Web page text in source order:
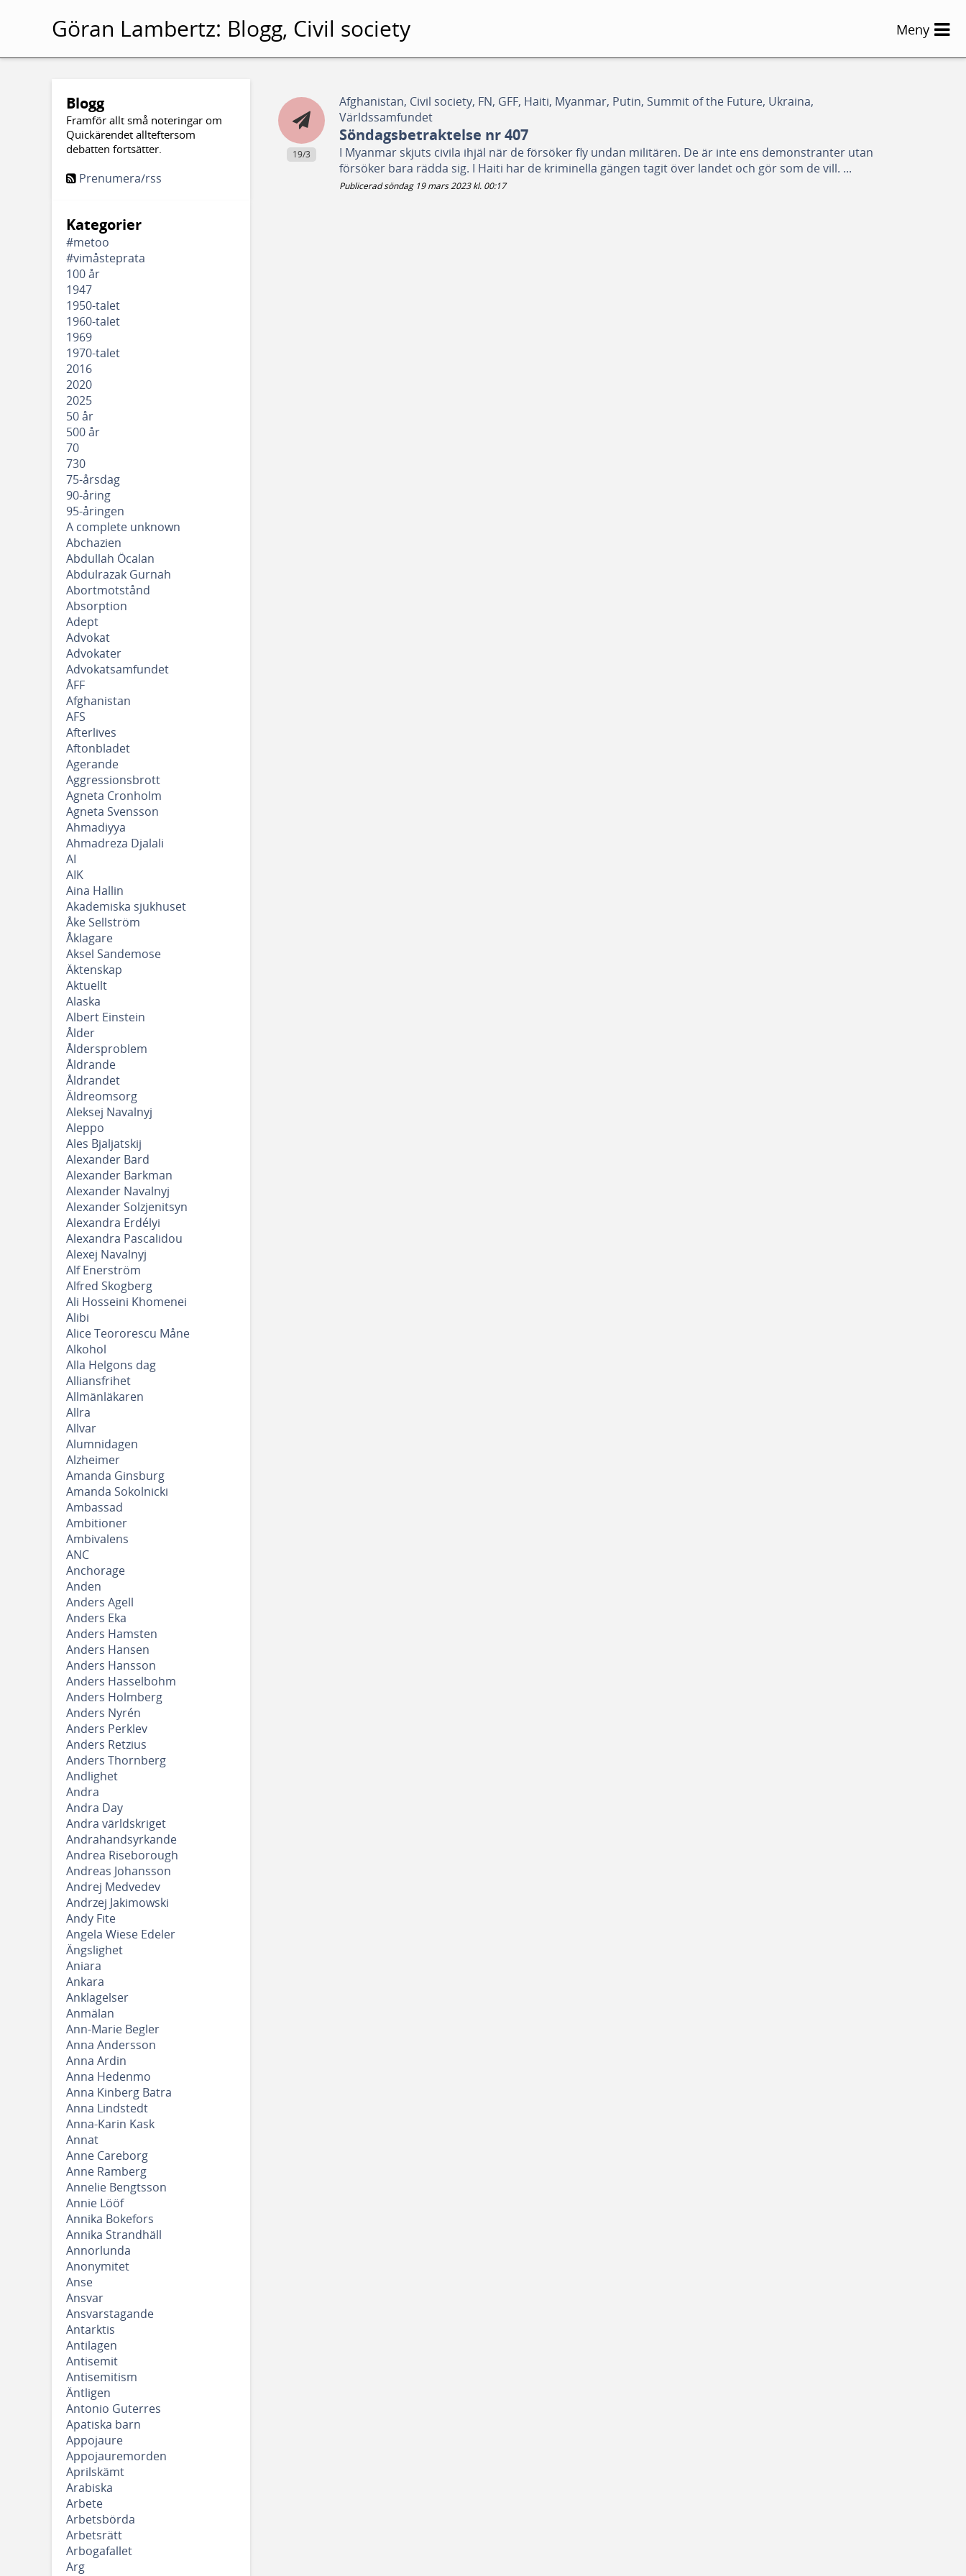
Blogg
Framför allt små noteringar om
Quickärendet allteftersom
debatten fortsätter.
Prenumera/rss
Kategorier
#metoo
#vimåsteprata
100 år
1947
1950-talet
1960-talet
1969
1970-talet
2016
2020
2025
50 år
500 år
70
730
75-årsdag
90-åring
95-åringen
A complete unknown
Abchazien
Abdullah Öcalan
Abdulrazak Gurnah
Abortmotstånd
Absorption
Adept
Advokat
Advokater
Advokatsamfundet
ÅFF
Afghanistan
AFS
Afterlives
Aftonbladet
Agerande
Aggressionsbrott
Agneta Cronholm
Agneta Svensson
Ahmadiyya
Ahmadreza Djalali
AI
AIK
Aina Hallin
Akademiska sjukhuset
Åke Sellström
Åklagare
Aksel Sandemose
Äktenskap
Aktuellt
Alaska
Albert Einstein
Ålder
Åldersproblem
Åldrande
Åldrandet
Äldreomsorg
Aleksej Navalnyj
Aleppo
Ales Bjaljatskij
Alexander Bard
Alexander Barkman
Alexander Navalnyj
Alexander Solzjenitsyn
Alexandra Erdélyi
Alexandra Pascalidou
Alexej Navalnyj
Alf Enerström
Alfred Skogberg
Ali Hosseini Khomenei
Alibi
Alice Teororescu Måne
Alkohol
Alla Helgons dag
Alliansfrihet
Allmänläkaren
Allra
Allvar
Alumnidagen
Alzheimer
Amanda Ginsburg
Amanda Sokolnicki
Ambassad
Ambitioner
Ambivalens
ANC
Anchorage
Anden
Anders Agell
Anders Eka
Anders Hamsten
Anders Hansen
Anders Hansson
Anders Hasselbohm
Anders Holmberg
Anders Nyrén
Anders Perklev
Anders Retzius
Anders Thornberg
Andlighet
Andra
Andra Day
Andra världskriget
Andrahandsyrkande
Andrea Riseborough
Andreas Johansson
Andrej Medvedev
Andrzej Jakimowski
Andy Fite
Angela Wiese Edeler
Ängslighet
Aniara
Ankara
Anklagelser
Anmälan
Ann-Marie Begler
Anna Andersson
Anna Ardin
Anna Hedenmo
Anna Kinberg Batra
Anna Lindstedt
Anna-Karin Kask
Annat
Anne Careborg
Anne Ramberg
Annelie Bengtsson
Annie Lööf
Annika Bokefors
Annika Strandhäll
Annorlunda
Anonymitet
Anse
Ansvar
Ansvarstagande
Antarktis
Antilagen
Antisemit
Antisemitism
Äntligen
Antonio Guterres
Apatiska barn
Appojaure
Appojauremorden
Aprilskämt
Arabiska
Arbete
Arbetsbörda
Arbetsrätt
Arbogafallet
Arg
19/3
Afghanistan, Civil society, FN, GFF, Haiti, Myanmar, Putin, Summit of the Future, Ukraina,
Världssamfundet
Söndagsbetraktelse nr 407
I Myanmar skjuts civila ihjäl när de försöker fly undan militären. De är inte ens demonstranter utan
försöker bara rädda sig. I Haiti har de kriminella gängen tagit över landet och gör som de vill. ...
Publicerad söndag 19 mars 2023 kl. 00:17
Göran Lambertz: Blogg, Civil society Meny